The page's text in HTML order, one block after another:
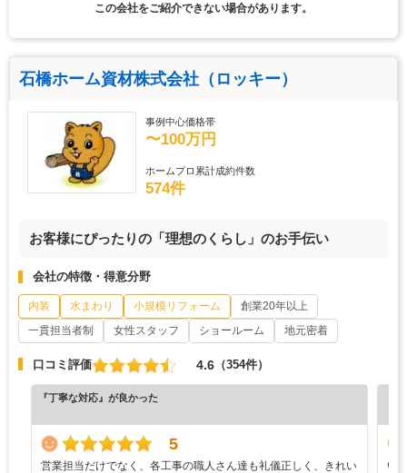
この会社をご紹介できない場合があります。
石橋ホーム資材株式会社（ロッキー）
事例中心価格帯
〜100万円
ホームプロ累計成約件数
574件
お客様にぴったりの「理想のくらし」のお手伝い
会社の特徴・得意分野
内装 水まわり 小規模リフォーム
創業20年以上
一貫担当者制
女性スタッフ ショールーム 地元密着
口コミ評価 4.6 （354件）
『丁寧な対応』が良かった
5
営業担当だけでなく、各工事の職人さん達も礼儀正しく、きれい
い